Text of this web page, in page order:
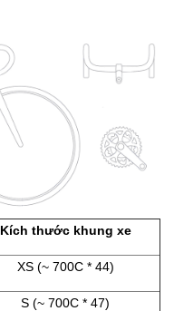
Kích thước khung xe
XS (~ 700C * 44)
S (~ 700C * 47)